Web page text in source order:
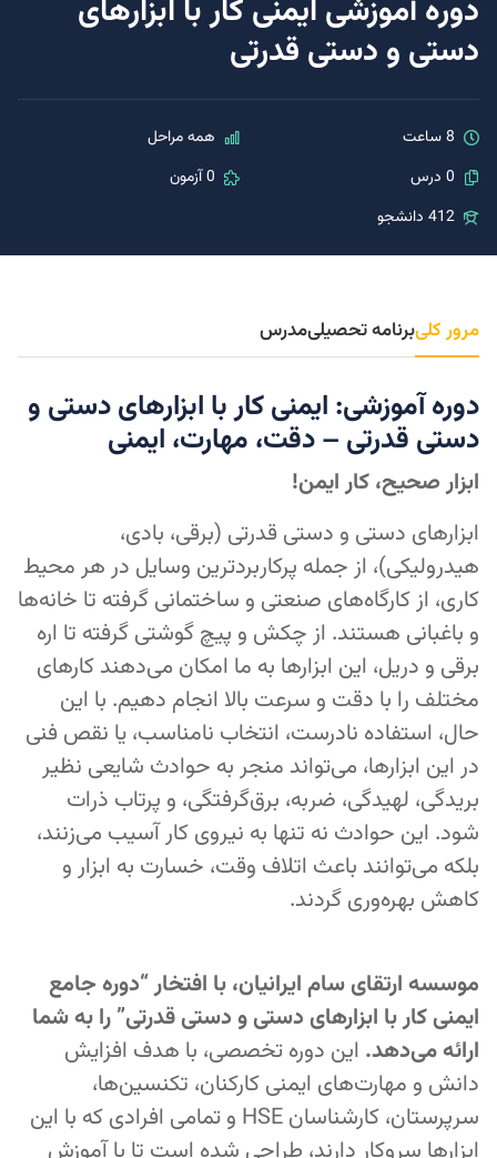
دوره آموزشی ایمنی کار با ابزارهای
دستی و دستی قدرتی
8 ساعت
همه مراحل
0 درس
0 آزمون
412 دانشجو
مرور کلیبرنامه تحصیلیمدرس
دوره آموزشی: ایمنی کار با ابزارهای دستی و
دستی قدرتی – دقت، مهارت، ایمنی
ابزار صحیح، کار ایمن!
ابزارهای دستی و دستی قدرتی (برقی، بادی،
هیدرولیکی)، از جمله پرکاربردترین وسایل در هر محیط
کاری، از کارگاه‌های صنعتی و ساختمانی گرفته تا خانه‌ها
و باغبانی هستند. از چکش و پیچ گوشتی گرفته تا اره
برقی و دریل، این ابزارها به ما امکان می‌دهند کارهای
مختلف را با دقت و سرعت بالا انجام دهیم. با این
حال، استفاده نادرست، انتخاب نامناسب، یا نقص فنی
در این ابزارها، می‌تواند منجر به حوادث شایعی نظیر
بریدگی، لهیدگی، ضربه، برق‌گرفتگی، و پرتاب ذرات
شود. این حوادث نه تنها به نیروی کار آسیب می‌زنند،
بلکه می‌توانند باعث اتلاف وقت، خسارت به ابزار و
کاهش بهره‌وری گردند.
موسسه ارتقای سام ایرانیان، با افتخار “دوره جامع
ایمنی کار با ابزارهای دستی و دستی قدرتی” را به شما
ارائه می‌دهد. این دوره تخصصی، با هدف افزایش
دانش و مهارت‌های ایمنی کارکنان، تکنسین‌ها،
سرپرستان، کارشناسان HSE و تمامی افرادی که با این